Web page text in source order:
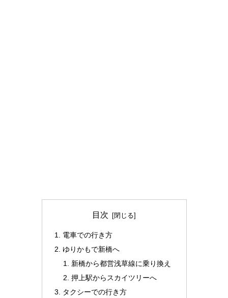
目次
電車での行き方
ゆりかもで新橋へ
新橋から都営浅草線に乗り換え
押上駅からスカイツリーへ
タクシーでの行き方